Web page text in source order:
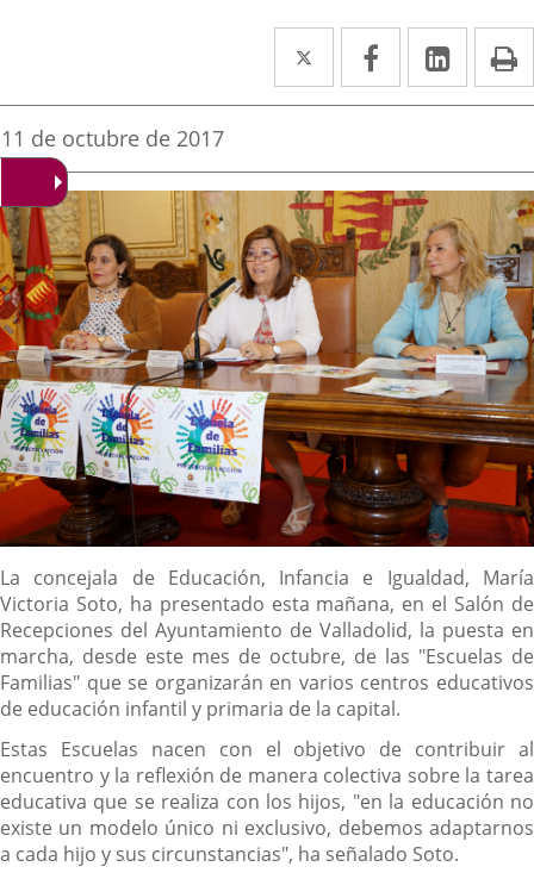
Twitter
Enlace
a
aplicación
externa.
Facebook
Enlace
a
aplicación
externa.
Enlace
a
Fecha
de
noticia
11 de octubre de 2017
Descripción
La concejala de Educación, Infancia e Igualdad, María
Victoria Soto, ha presentado esta mañana, en el Salón de
Recepciones del Ayuntamiento de Valladolid, la puesta en
marcha, desde este mes de octubre, de las "Escuelas de
Familias" que se organizarán en varios centros educativos
de educación infantil y primaria de la capital.
Estas Escuelas nacen con el objetivo de contribuir al
encuentro y la reflexión de manera colectiva sobre la tarea
educativa que se realiza con los hijos, "en la educación no
existe un modelo único ni exclusivo, debemos adaptarnos
a cada hijo y sus circunstancias", ha señalado Soto.